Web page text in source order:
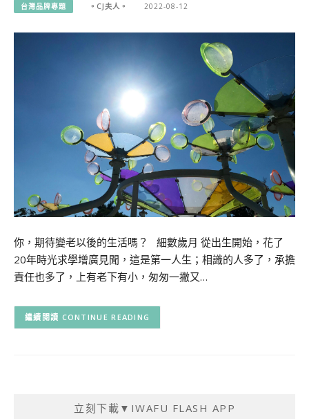
台灣品牌專題 。CJ夫人。 2022-08-12
你，期待變老以後的生活嗎？ 細數歲月 從出生開始，花了
20年時光求學增廣見聞，這是第一人生；相識的人多了，承擔
責任也多了，上有老下有小，匆匆一撇又…
CONTINUE READING
立刻下載▼IWAFU FLASH APP